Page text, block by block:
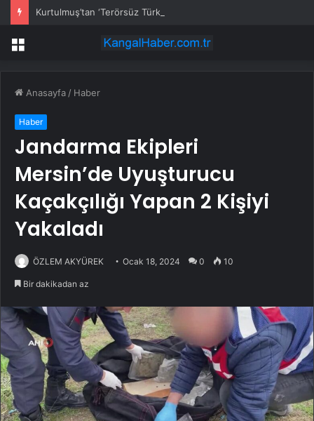
Kurtulmuş’tan ‘Terörsüz Türkiye’ için çerçeve yasa sinyali
Menü
Anasayfa / Haber
Haber
Jandarma Ekipleri
Mersin’de Uyuşturucu
Kaçakçılığı Yapan 2 Kişiyi
Yakaladı
ÖZLEM AKYÜREK Ocak 18, 2024 0 10
Bir dakikadan az